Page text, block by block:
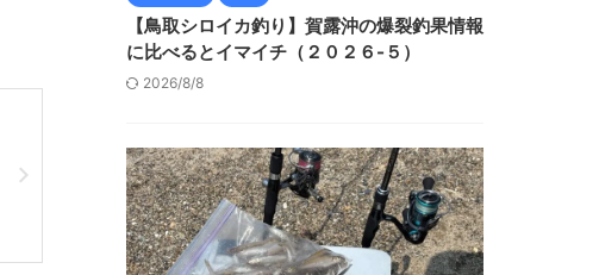
【鳥取シロイカ釣り】賀露沖の爆裂釣果情報
に比べるとイマイチ（２０２６-５）
2026/8/8